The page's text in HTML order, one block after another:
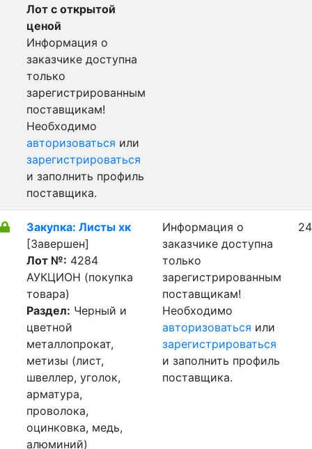
Лот с открытой
ценой
Информация о
заказчике доступна
только
зарегистрированным
поставщикам!
Необходимо
авторизоваться или
зарегистрироваться
и заполнить профиль
поставщика.
Закупка: Листы хк
[Завершен]
Лот №: 4284
АУКЦИОН (покупка
товара)
Раздел: Черный и
цветной
металлопрокат,
метизы (лист,
швеллер, уголок,
арматура,
проволока,
оцинковка, медь,
алюминий)
Информация о
заказчике доступна
только
зарегистрированным
поставщикам!
Необходимо
авторизоваться или
зарегистрироваться
и заполнить профиль
поставщика.